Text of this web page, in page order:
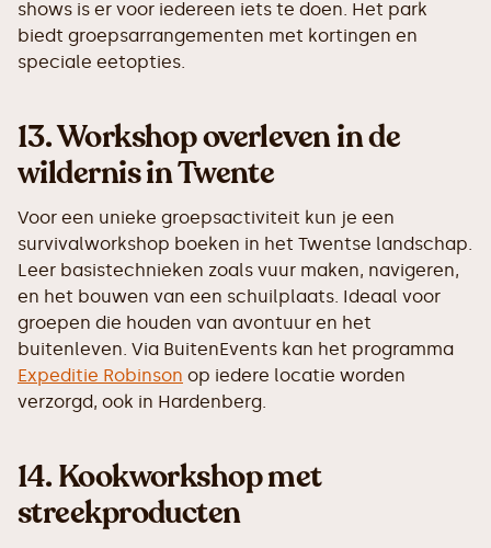
shows is er voor iedereen iets te doen. Het park
biedt groepsarrangementen met kortingen en
speciale eetopties.
13.Workshop overleven in de
wildernis in Twente
Voor een unieke groepsactiviteit kun je een
survivalworkshop boeken in het Twentse landschap.
Leer basistechnieken zoals vuur maken, navigeren,
en het bouwen van een schuilplaats. Ideaal voor
groepen die houden van avontuur en het
buitenleven. Via BuitenEvents kan het programma
Expeditie Robinson op iedere locatie worden
verzorgd, ook in Hardenberg.
14.Kookworkshop met
streekproducten